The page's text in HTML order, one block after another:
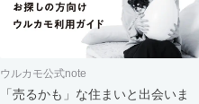
ウルカモ公式note
「売るかも」な住まいと出会いま